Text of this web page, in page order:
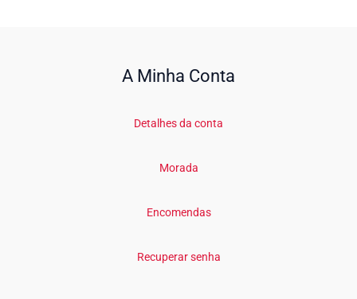
A Minha Conta
Detalhes da conta
Morada
Encomendas
Recuperar senha